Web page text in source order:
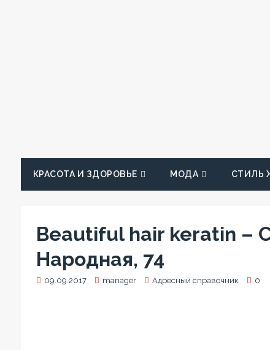
КРАСОТА И ЗДОРОВЬЕ МОДА СТИЛЬ
Beautiful hair keratin –
Народная, 74
09.09.2017 manager Адресный справочник 0